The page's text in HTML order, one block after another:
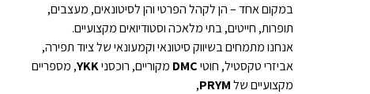
במקום אחד – הן לקהל הפרטי והן לסיטונאים, מעצבים,
תופרות, חייטים, בתי מלאכה וסטודיואים מקצועיים.
אנחנו מתמחים בשיווק סיטונאי וקמעונאי של ציוד תפירה,
אביזרי טקסטיל, חוטיDMC מקוריים, רוכסניYKK, מספריים
מקצועיים שלPRYM
,